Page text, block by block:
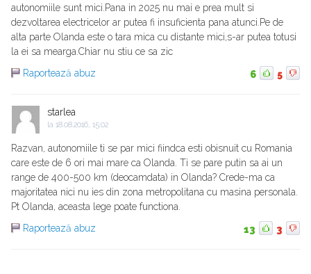
autonomiile sunt mici.Pana in 2025 nu mai e prea mult si
dezvoltarea electricelor ar putea fi insuficienta pana atunci.Pe de
alta parte Olanda este o tara mica cu distante mici,s-ar putea totusi
la ei sa mearga.Chiar nu stiu ce sa zic
Raportează abuz
6 5
starlea
la 18.08.2016, 15:02
Razvan, autonomiile ti se par mici fiindca esti obisnuit cu Romania
care este de 6 ori mai mare ca Olanda. Ti se pare putin sa ai un
range de 400-500 km (deocamdata) in Olanda? Crede-ma ca
majoritatea nici nu ies din zona metropolitana cu masina personala.
Pt Olanda, aceasta lege poate functiona.
Raportează abuz
13 3